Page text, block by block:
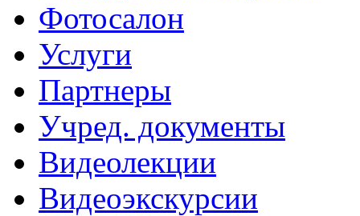
Фотосалон
Услуги
Партнеры
Учред. документы
Видеолекции
Видеоэкскурсии